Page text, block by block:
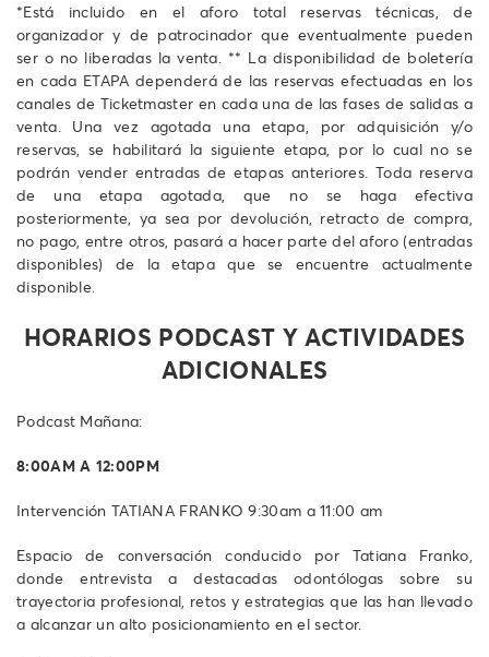
*Está incluido en el aforo total reservas técnicas, de
organizador y de patrocinador que eventualmente pueden
ser o no liberadas la venta. ** La disponibilidad de boletería
en cada ETAPA dependerá de las reservas efectuadas en los
canales de Ticketmaster en cada una de las fases de salidas a
venta. Una vez agotada una etapa, por adquisición y/o
reservas, se habilitará la siguiente etapa, por lo cual no se
podrán vender entradas de etapas anteriores. Toda reserva
de una etapa agotada, que no se haga efectiva
posteriormente, ya sea por devolución, retracto de compra,
no pago, entre otros, pasará a hacer parte del aforo (entradas
disponibles) de la etapa que se encuentre actualmente
disponible.
HORARIOS PODCAST Y ACTIVIDADES
ADICIONALES
Podcast Mañana:
8:00AM A 12:00PM
Intervención TATIANA FRANKO 9:30am a 11:00 am
Espacio de conversación conducido por Tatiana Franko,
donde entrevista a destacadas odontólogas sobre su
trayectoria profesional, retos y estrategias que las han llevado
a alcanzar un alto posicionamiento en el sector.